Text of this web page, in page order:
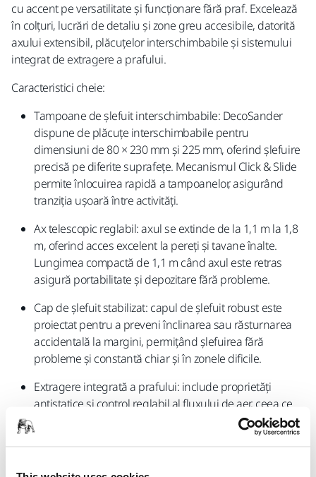
cu accent pe versatilitate și funcționare fără praf. Excelează
în colțuri, lucrări de detaliu și zone greu accesibile, datorită
axului extensibil, plăcuțelor interschimbabile și sistemului
integrat de extragere a prafului.
Caracteristici cheie:
Tampoane de șlefuit interschimbabile: DecoSander
dispune de plăcuțe interschimbabile pentru
dimensiuni de 80 × 230 mm și 225 mm, oferind șlefuire
precisă pe diferite suprafețe. Mecanismul Click & Slide
permite înlocuirea rapidă a tampoanelor, asigurând
tranziția ușoară între activități.
Ax telescopic reglabil: axul se extinde de la 1,1 m la 1,8
m, oferind acces excelent la pereți și tavane înalte.
Lungimea compactă de 1,1 m când axul este retras
asigură portabilitate și depozitare fără probleme.
Cap de șlefuit stabilizat: capul de șlefuit robust este
proiectat pentru a preveni înclinarea sau răsturnarea
accidentală la margini, permițând șlefuirea fără
probleme și constantă chiar și în zonele dificile.
Extragere integrată a prafului: include proprietăți
antistatice și control reglabil al fluxului de aer, ceea ce
previne acumularea de praf și șocurile statice,
asigurând în același timp o extragere optimă a prafului